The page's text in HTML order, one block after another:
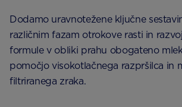
Dodamo uravnotežene ključne
različnim fazam otrokove rasti in
formule v obliki prahu obogateno
pomočjo visokotlačnega razpršilca in
filtriranega zraka.